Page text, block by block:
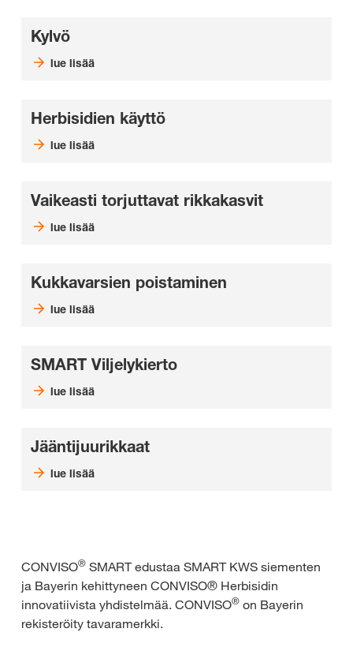
Kylvö
lue lisää
Herbisidien käyttö
lue lisää
Vaikeasti torjuttavat rikkakasvit
lue lisää
Kukkavarsien poistaminen
lue lisää
SMART Viljelykierto
lue lisää
Jääntijuurikkaat
lue lisää
CONVISO® SMART edustaa SMART KWS siementen
ja Bayerin kehittyneen CONVISO® Herbisidin
innovatiivista yhdistelmää. CONVISO® on Bayerin
rekisteröity tavaramerkki.